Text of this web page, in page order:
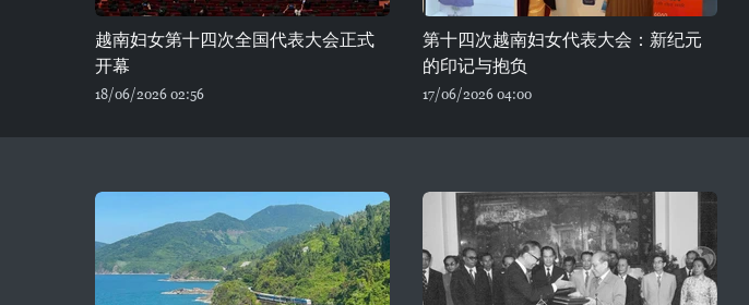
越南妇女第十四次全国代表大会正式
开幕
18/06/2026 02:56
第十四次越南妇女代表大会：新纪元
的印记与抱负
17/06/2026 04:00